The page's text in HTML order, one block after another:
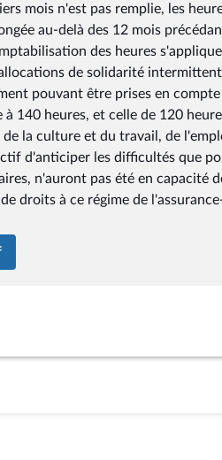
mois n'est pas remplie, les
au-delà des 12 mois
des heures
de solidarité
pouvant être prises en
à 140 heures, et celle de 120
de la culture et du travail, de
d'anticiper les difficultés que
n'auront pas été en capacité
droits à ce régime de